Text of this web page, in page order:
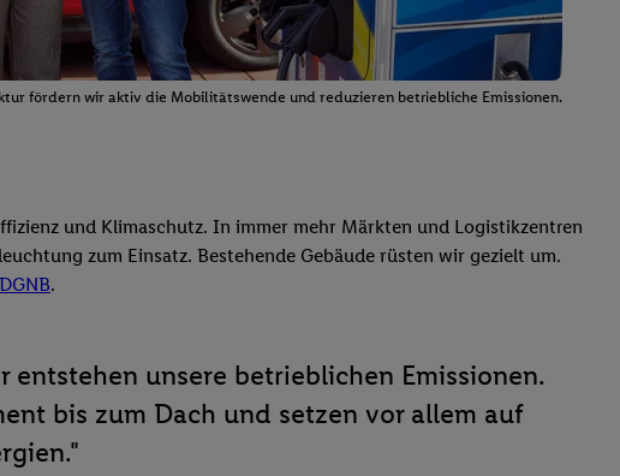
fördern wir aktiv die Mobilitätswende und reduzieren betriebliche Emissionen.
und Klimaschutz. In immer mehr Märkten und Logistikzentren
zum Einsatz. Bestehende Gebäude rüsten wir gezielt um.
DGNB.
unsere betrieblichen Emissionen.
bis zum Dach und setzen vor allem auf